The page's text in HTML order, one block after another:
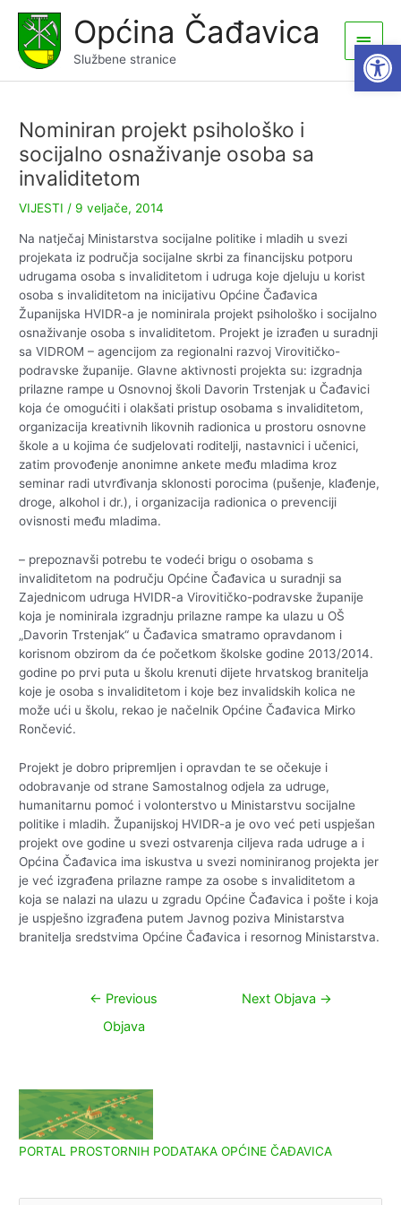
content
Općina Čađavica
Službene stranice
Main
Menu
Nominiran projekt psihološko i
socijalno osnaživanje osoba sa
invaliditetom
VIJESTI / 9 veljače, 2014
Na natječaj Ministarstva socijalne politike i mladih u svezi
projekata iz područja socijalne skrbi za financijsku potporu
udrugama osoba s invaliditetom i udruga koje djeluju u korist
osoba s invaliditetom na inicijativu Općine Čađavica
Županijska HVIDR-a je nominirala projekt psihološko i socijalno
osnaživanje osoba s invaliditetom. Projekt je izrađen u suradnji
sa VIDROM – agencijom za regionalni razvoj Virovitičko-
podravske županije. Glavne aktivnosti projekta su: izgradnja
prilazne rampe u Osnovnoj školi Davorin Trstenjak u Čađavici
koja će omogućiti i olakšati pristup osobama s invaliditetom,
organizacija kreativnih likovnih radionica u prostoru osnovne
škole a u kojima će sudjelovati roditelji, nastavnici i učenici,
zatim provođenje anonimne ankete među mladima kroz
seminar radi utvrđivanja sklonosti porocima (pušenje, klađenje,
droge, alkohol i dr.), i organizacija radionica o prevenciji
ovisnosti među mladima.
– prepoznavši potrebu te vodeći brigu o osobama s
invaliditetom na području Općine Čađavica u suradnji sa
Zajednicom udruga HVIDR-a Virovitičko-podravske županije
koja je nominirala izgradnju prilazne rampe ka ulazu u OŠ
„Davorin Trstenjak“ u Čađavica smatramo opravdanom i
korisnom obzirom da će početkom školske godine 2013/2014.
godine po prvi puta u školu krenuti dijete hrvatskog branitelja
koje je osoba s invaliditetom i koje bez invalidskih kolica ne
može ući u školu, rekao je načelnik Općine Čađavica Mirko
Rončević.
Projekt je dobro pripremljen i opravdan te se očekuje i
odobravanje od strane Samostalnog odjela za udruge,
humanitarnu pomoć i volonterstvo u Ministarstvu socijalne
politike i mladih. Županijskoj HVIDR-a je ovo već peti uspješan
projekt ove godine u svezi ostvarenja ciljeva rada udruge a i
Općina Čađavica ima iskustva u svezi nominiranog projekta jer
je već izgrađena prilazne rampe za osobe s invaliditetom a
koja se nalazi na ulazu u zgradu Općine Čađavica i pošte i koja
je uspješno izgrađena putem Javnog poziva Ministarstva
branitelja sredstvima Općine Čađavica i resornog Ministarstva.
Navigacija
← Previous
Objava
Next Objava →
PORTAL PROSTORNIH PODATAKA OPĆINE ČAĐAVICA